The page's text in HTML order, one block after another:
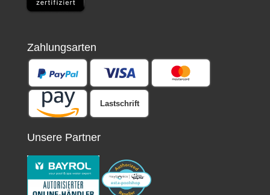
Zahlungsarten
Lastschrift
Unsere Partner